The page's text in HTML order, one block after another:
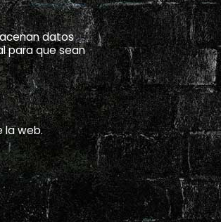
datos
para que sean
la web.